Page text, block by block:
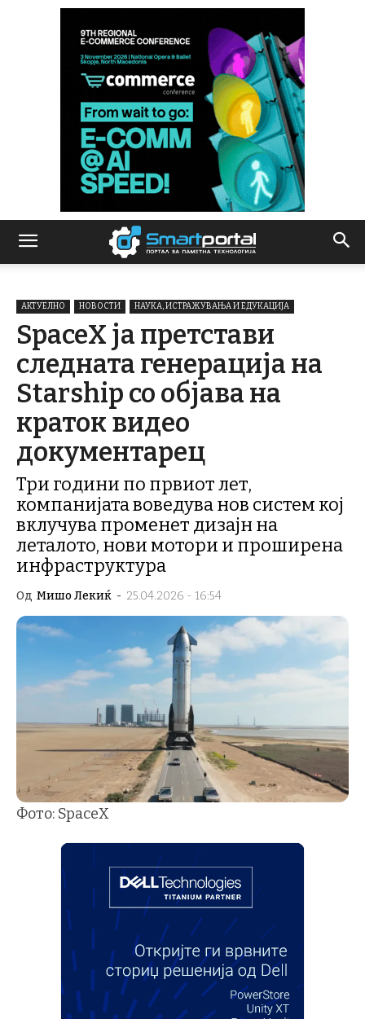
АКТУЕЛНО НОВОСТИ НАУКА, ИСТРАЖУВАЊА И ЕДУКАЦИЈА
SpaceX ја претстави
следната генерација на
Starship со објава на
краток видео
документарец
Три години по првиот лет,
компанијата воведува нов систем кој
вклучува променет дизајн на
леталото, нови мотори и проширена
инфраструктура
Од Мишо Лекиќ - 25.04.2026 - 16:54
Фото: SpaceX